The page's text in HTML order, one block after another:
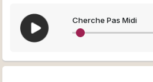
Cherche Pas Midi